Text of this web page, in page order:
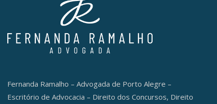
Fernanda Ramalho – Advogada de Porto Alegre –
Escritório de Advocacia – Direito dos Concursos, Direito